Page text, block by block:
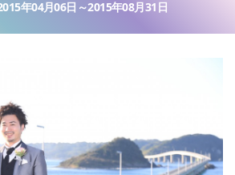
年04月06日～2015年08月31日